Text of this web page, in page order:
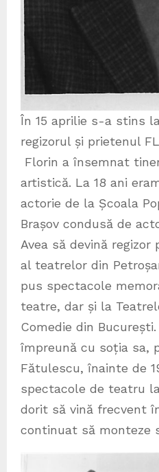
În 15 aprilie s-a stins
regizorul și prietenul
Florin a însemnat
artistică. La 18 ani
actorie de la Școala
Brașov condusă de
Avea să devină
al teatrelor din
pus spectacole
teatre, dar și la
Comedie din
împreună cu soția sa,
Fătulescu, înainte de
spectacole de teatru
dorit să vină frecvent
continuat să monteze